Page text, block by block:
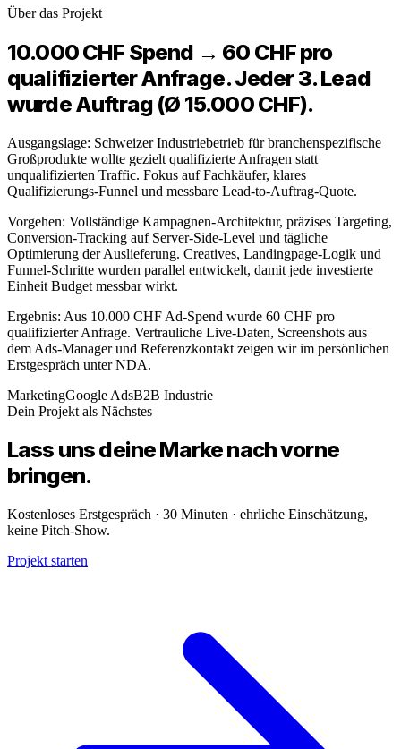
Über das Projekt
10.000 CHF Spend → 60 CHF pro
qualifizierter Anfrage. Jeder 3. Lead
wurde Auftrag (Ø 15.000 CHF).
Ausgangslage: Schweizer Industriebetrieb für branchenspezifische
Großprodukte wollte gezielt qualifizierte Anfragen statt
unqualifizierten Traffic. Fokus auf Fachkäufer, klares
Qualifizierungs-Funnel und messbare Lead-to-Auftrag-Quote.
Vorgehen: Vollständige Kampagnen-Architektur, präzises Targeting,
Conversion-Tracking auf Server-Side-Level und tägliche
Optimierung der Auslieferung. Creatives, Landingpage-Logik und
Funnel-Schritte wurden parallel entwickelt, damit jede investierte
Einheit Budget messbar wirkt.
Ergebnis: Aus 10.000 CHF Ad-Spend wurde 60 CHF pro
qualifizierter Anfrage. Vertrauliche Live-Daten, Screenshots aus
dem Ads-Manager und Referenzkontakt zeigen wir im persönlichen
Erstgespräch unter NDA.
MarketingGoogle AdsB2B Industrie
Dein Projekt als Nächstes
Lass uns deineMarkenach vorne
bringen.
Kostenloses Erstgespräch · 30 Minuten · ehrliche Einschätzung,
keine Pitch-Show.
Projekt starten